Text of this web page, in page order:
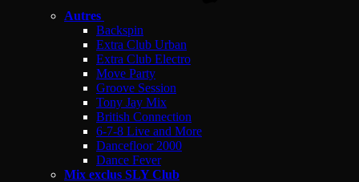
Autres
Backspin
Extra Club Urban
Extra Club Electro
Move Party
Groove Session
Tony Jay Mix
British Connection
6-7-8 Live and More
Dancefloor 2000
Dance Fever
Mix exclus SLY Club